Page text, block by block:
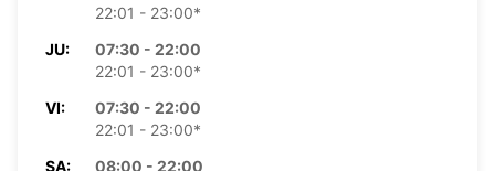
22:01 - 23:00*
JU:
07:30 - 22:00
22:01 - 23:00*
VI:
07:30 - 22:00
22:01 - 23:00*
SA:
08:00 - 22:00